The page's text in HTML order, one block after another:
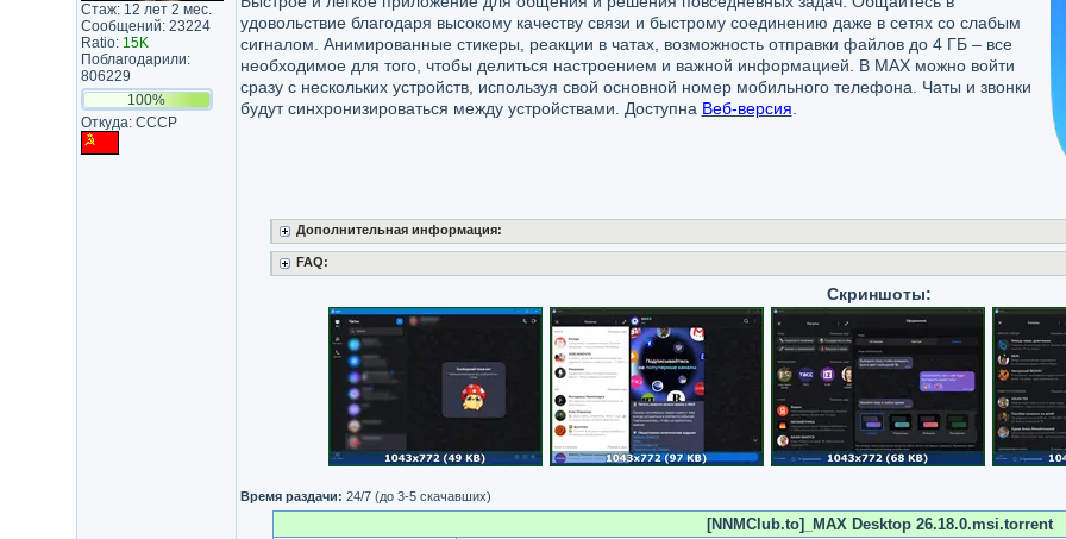
Стаж: 12 лет 2 мес.
Сообщений: 23224
Ratio: 15K
Поблагодарили:
806229
100%
Откуда: CCCP
удовольствие благодаря высокому качеству связи и быстрому соединению даже в сетях со слабым
сигналом. Анимированные стикеры, реакции в чатах, возможность отправки файлов до 4 ГБ – все
необходимое для того, чтобы делиться настроением и важной информацией. В MAX можно войти
сразу с нескольких устройств, используя свой основной номер мобильного телефона. Чаты и звонки
будут синхронизироваться между устройствами. Доступна Веб-версия
Дополнительная информация:
FAQ:
Скриншоты:
Время раздачи: 24/7 (до 3-5 скачавших)
[NNMClub.to]_MAX Desktop 26.18.0.msi.torrent